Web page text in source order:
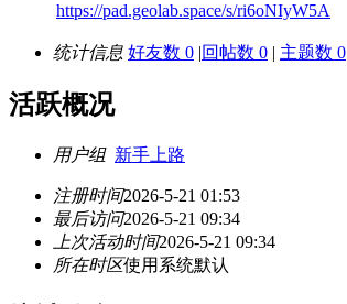
https://pad.geolab.space/s/ri6oNIyW5A
统计信息 好友数 0 |回帖数 0 | 主题数 0
活跃概况
用户组 新手上路
注册时间2026-5-21 01:53
最后访问2026-5-21 09:34
上次活动时间2026-5-21 09:34
所在时区使用系统默认